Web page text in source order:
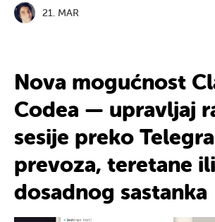
21. MAR
Nova mogućnost
Codea — upravljaj
sesije preko
prevoza, teretane
dosadnog sastanka